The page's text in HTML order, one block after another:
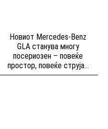
Новиот Mercedes-Benz
GLA станува многу
посериозен – повеќе
простор, повеќе струја...